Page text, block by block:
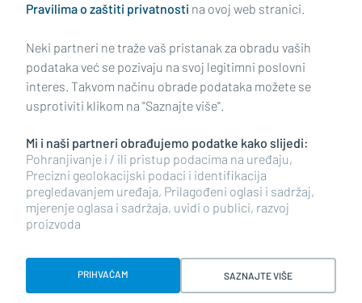
Politika kolačića Kontakt Pritužbe Suradnici
Oglašavanje
RUBRIKE
BRODSKO-POSAVSKA ŽUPANIJA
POŽEŠKO-SLAVONSKA ŽUPANIJA
Pravilima o zaštiti privatnosti na ovoj web stranici.
Neki partneri ne traže vaš pristanak za obradu vaših
podataka već se pozivaju na svoj legitimni poslovni
interes. Takvom načinu obrade podataka možete se
usprotiviti klikom na "Saznajte više".
Mi i naši partneri obrađujemo podatke kako slijedi:
Pohranjivanje i / ili pristup podacima na uređaju,
Precizni geolokacijski podaci i identifikacija
pregledavanjem uređaja, Prilagođeni oglasi i sadržaj,
mjerenje oglasa i sadržaja, uvidi o publici, razvoj
proizvoda
PRIHVAĆAM SAZNAJTE VIŠE